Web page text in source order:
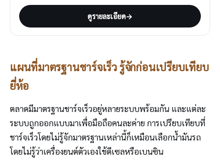
ดูรายละเอียด→
แผนที่มาตรฐานชาร์จเร็ว รู้จักก่อนเปรียบเทียบ
ยี่ห้อ
ตลาดมีมาตรฐานชาร์จเร็วอยู่หลายระบบพร้อมกัน และแต่ละ
ระบบถูกออกแบบมาเพื่อมือถือคนละค่าย การเปรียบเทียบที่
ชาร์จเร็วโดยไม่รู้จักมาตรฐานเหล่านี้ก็เหมือนเลือกน้ำมันรถ
โดยไม่รู้ว่าเครื่องยนต์ตัวเองใช้ดีเซลหรือเบนซิน